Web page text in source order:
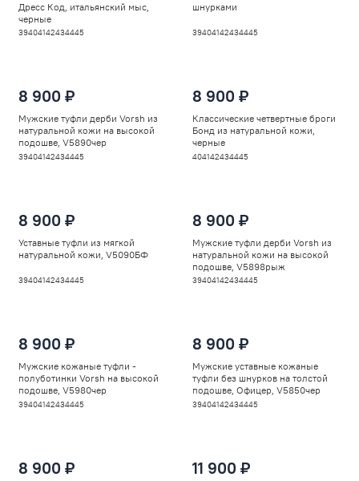
Дресс Код, итальянский мыс,
черные
39404142434445
шнурками
39404142434445
8 900 ₽
Мужские туфли дерби Vorsh из
натуральной кожи на высокой
подошве, V5890чер
39404142434445
8 900 ₽
Классические четвертные броги
Бонд из натуральной кожи,
черные
404142434445
8 900 ₽
Уставные туфли из мягкой
натуральной кожи, V5090БФ
39404142434445
8 900 ₽
Мужские туфли дерби Vorsh из
натуральной кожи на высокой
подошве, V5898рыж
39404142434445
8 900 ₽
Мужские кожаные туфли -
полуботинки Vorsh на высокой
подошве, V5980чер
39404142434445
8 900 ₽
Мужские уставные кожаные
туфли без шнурков на толстой
подошве, Офицер, V5850чер
39404142434445
8 900 ₽ 11 900 ₽